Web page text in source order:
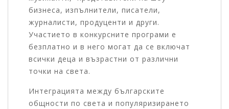
бизнеса, изпълнители, писатели,
журналисти, продуценти и други.
Участието в конкурсните програми е
безплатно и в него могат да се включат
всички деца и възрастни от различни
точки на света.
Интеграцията между българските
общности по света и популяризирането